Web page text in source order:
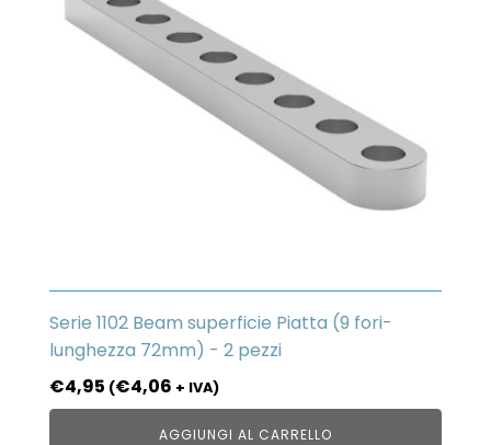
Serie 1102 Beam superficie Piatta (9 fori-
lunghezza 72mm) - 2 pezzi
€4,95 (€4,06 + IVA)
AGGIUNGI AL CARRELLO